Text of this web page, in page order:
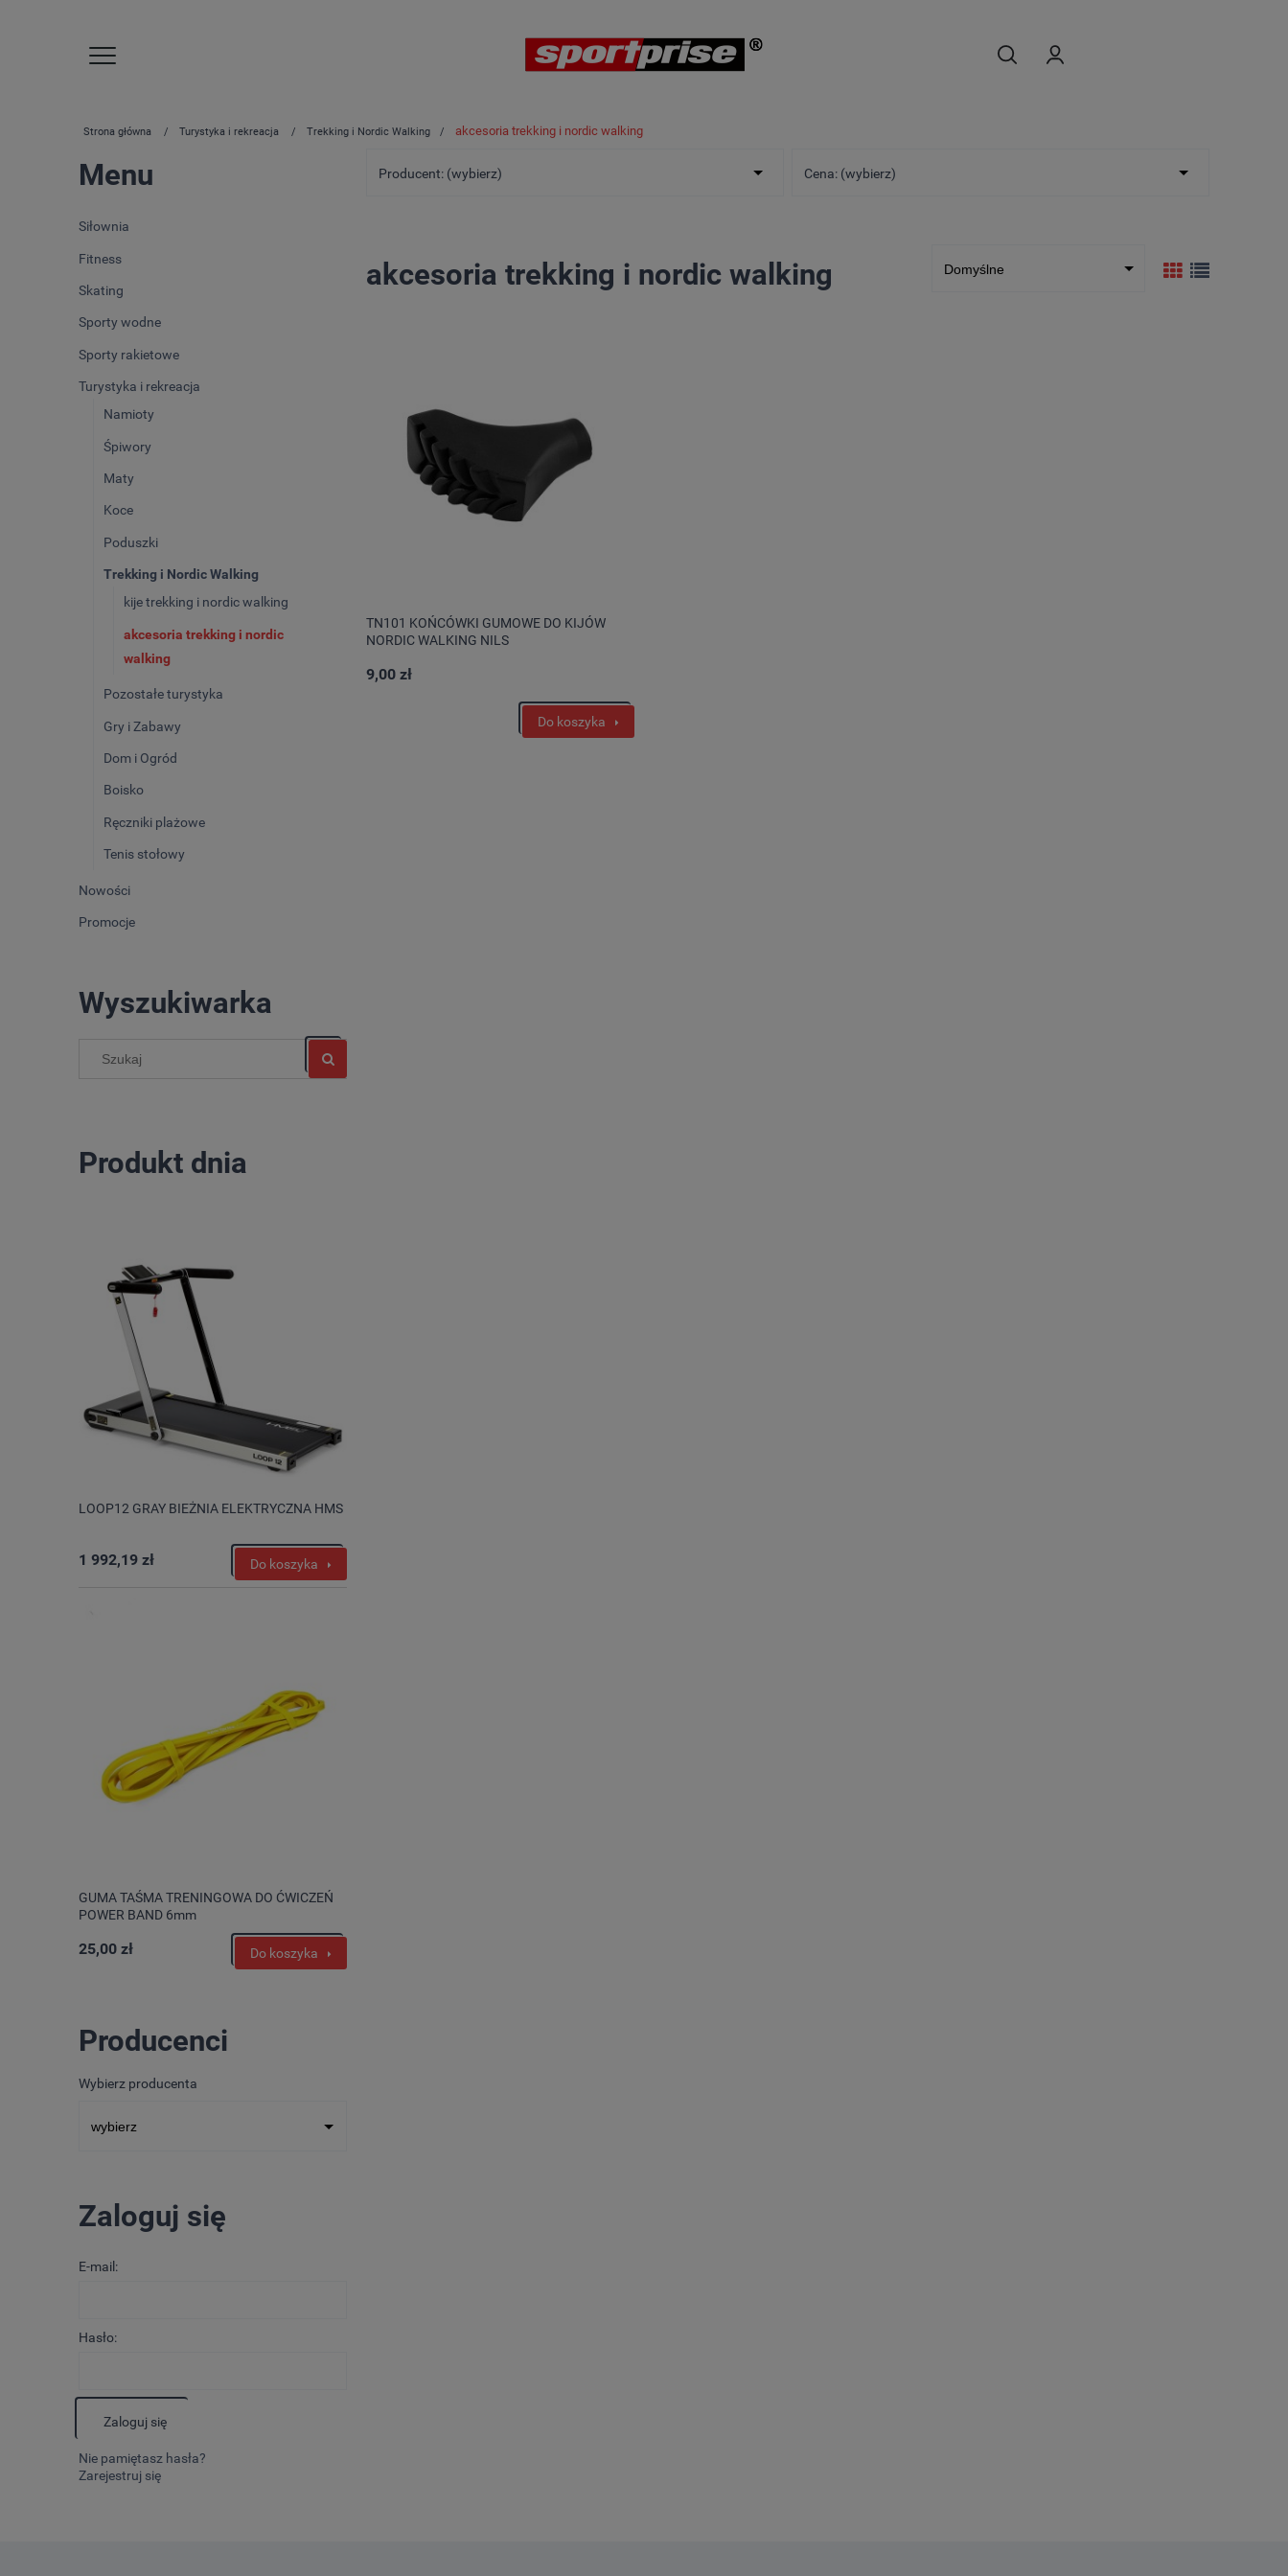
Strona główna Turystyka i rekreacja Trekking i Nordic Walking akcesoria trekking i nordic walking
Menu
Siłownia
Fitness
Skating
Sporty wodne
Sporty rakietowe
Turystyka i rekreacja
Namioty
Śpiwory
Maty
Koce
Poduszki
Trekking i Nordic Walking
kije trekking i nordic walking
akcesoria trekking i nordic
walking
Pozostałe turystyka
Gry i Zabawy
Dom i Ogród
Boisko
Ręczniki plażowe
Tenis stołowy
Nowości
Promocje
Wyszukiwarka
Produkt dnia
LOOP12 GRAY BIEŻNIA ELEKTRYCZNA HMS
1 992,19 zł Do koszyka
GUMA TAŚMA TRENINGOWA DO ĆWICZEŃ
POWER BAND 6mm
25,00 zł Do koszyka
Producenci
Wybierz producenta
Zaloguj się
E-mail:
Hasło:
Zaloguj się
Nie pamiętasz hasła?
Zarejestruj się
Producent: (wybierz) Cena: (wybierz)
akcesoria trekking i nordic walking
TN101 KOŃCÓWKI GUMOWE DO KIJÓW
NORDIC WALKING NILS
9,00 zł
Do koszyka